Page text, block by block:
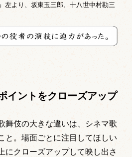
左より、坂東玉三郎、十八世中村勘三
イントをクローズアップ
舞伎の大きな違いは、シネマ歌
と。場面ごとに注目してほしい
にクローズアップして映し出さ